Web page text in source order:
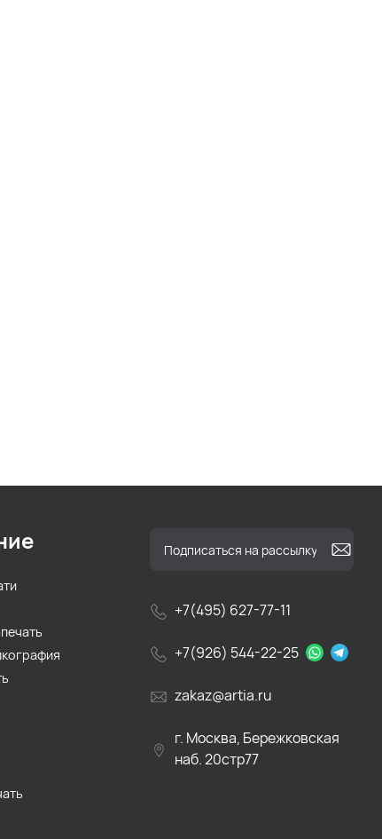
+7(495) 627-77-11
+7(926) 544-22-25
zakaz@artia.ru
г. Москва, Бережковская
наб. 20стр77